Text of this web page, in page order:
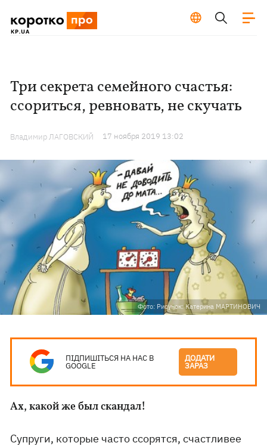
Три секрета семейного счастья:
ссориться, ревновать, не скучать
Владимир ЛАГОВСКИЙ 17 ноября 2019 13:02
Фото: Рисунок: Катерина МАРТИНОВИЧ
ПІДПИШІТЬСЯ НА НАС В
GOOGLE
ДОДАТИ
ЗАРАЗ
Ах, какой же был скандал!
Супруги, которые часто ссорятся, счастливее